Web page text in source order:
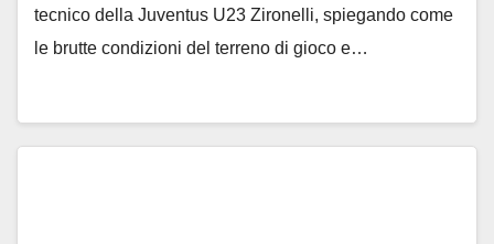
tecnico della Juventus U23 Zironelli, spiegando come
le brutte condizioni del terreno di gioco e…